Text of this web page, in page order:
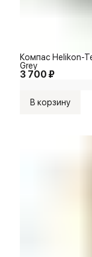
3 700 ₽
Компас Helikon-
Grey
В корзину